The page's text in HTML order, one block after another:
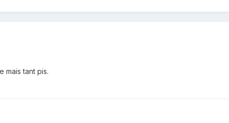
mais tant pis.